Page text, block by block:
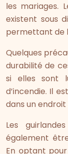
les mariages.
existent sous
permettant de
Quelques
durabilité de
si elles sont
d’incendie. Il
dans un endroit
Les
également
En optant